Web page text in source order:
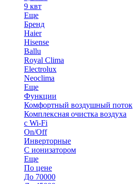
9 квт
Еще
Бренд
Haier
Hisense
Ballu
Royal Clima
Electrolux
Neoclima
Еще
Функции
Комфортный воздушный поток
Комплексная очистка воздуха
с Wi-Fi
On/Off
Инверторные
С ионизатором
Еще
По цене
До 70000